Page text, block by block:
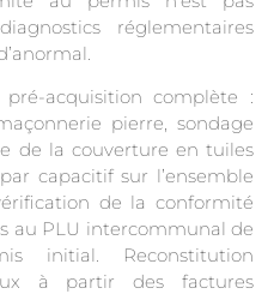
réglementaires
acquisition complète :
pierre, sondage
de la couverture en tuiles
capacitif sur l’ensemble
de la conformité
au PLU intercommunal de
initial. Reconstitution
à partir des factures